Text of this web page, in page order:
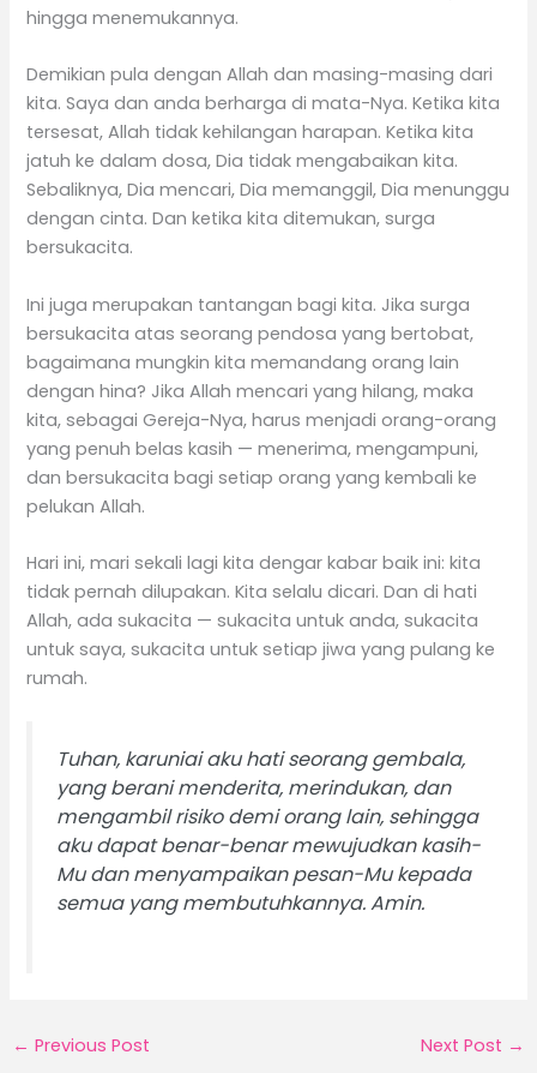
hingga menemukannya.
Demikian pula dengan Allah dan masing-masing dari
kita. Saya dan anda berharga di mata-Nya. Ketika kita
tersesat, Allah tidak kehilangan harapan. Ketika kita
jatuh ke dalam dosa, Dia tidak mengabaikan kita.
Sebaliknya, Dia mencari, Dia memanggil, Dia menunggu
dengan cinta. Dan ketika kita ditemukan, surga
bersukacita.
Ini juga merupakan tantangan bagi kita. Jika surga
bersukacita atas seorang pendosa yang bertobat,
bagaimana mungkin kita memandang orang lain
dengan hina? Jika Allah mencari yang hilang, maka
kita, sebagai Gereja-Nya, harus menjadi orang-orang
yang penuh belas kasih — menerima, mengampuni,
dan bersukacita bagi setiap orang yang kembali ke
pelukan Allah.
Hari ini, mari sekali lagi kita dengar kabar baik ini: kita
tidak pernah dilupakan. Kita selalu dicari. Dan di hati
Allah, ada sukacita — sukacita untuk anda, sukacita
untuk saya, sukacita untuk setiap jiwa yang pulang ke
rumah.
Tuhan, karuniai aku hati seorang gembala,
yang berani menderita, merindukan, dan
mengambil risiko demi orang lain, sehingga
aku dapat benar-benar mewujudkan kasih-
Mu dan menyampaikan pesan-Mu kepada
semua yang membutuhkannya. Amin.
← Previous Post Next Post →